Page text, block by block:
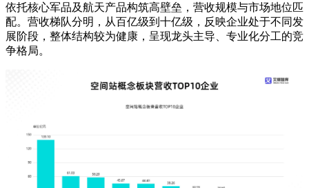
依托核心军品及航天产品构筑高壁垒，营收规模与市场地位匹
配。营收梯队分明，从百亿级到十亿级，反映企业处于不同发
展阶段，整体结构较为健康，呈现龙头主导、专业化分工的竞
争格局。